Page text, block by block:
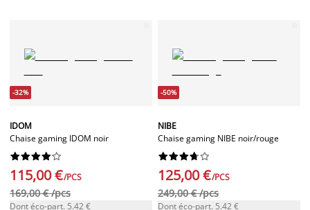
-32%
IDOM
Chaise gaming IDOM noir






115,00 €/PCS
169,00 € /pcs
Dont éco-part. 5.42 €
-50%
NIBE
Chaise gaming NIBE noir/rouge






125,00 €/PCS
249,00 € /pcs
Dont éco-part. 5.42 €